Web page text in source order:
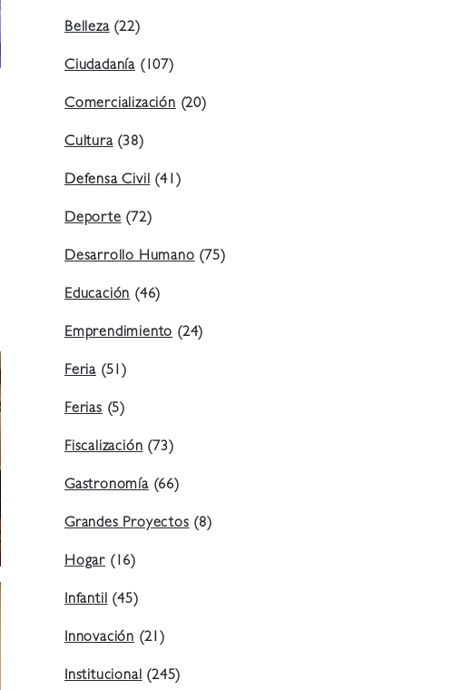
Belleza(22)
Ciudadanía (107)
Comercialización(20)
Cultura(38)
Defensa Civil(41)
Deporte(72)
Desarrollo Humano(75)
Educación(46)
Emprendimiento(24)
Feria (51)
Ferias(5)
Fiscalización(73)
Gastronomía(66)
Grandes Proyectos(8)
Hogar (16)
Infantil(45)
Innovación (21)
Institucional(245)